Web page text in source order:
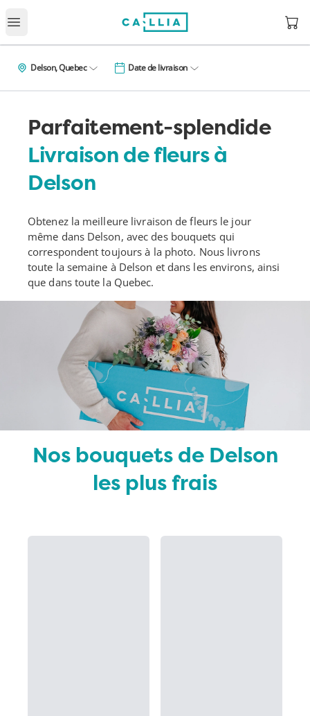
Open main menu
Delson, Quebec Date de livraison
Parfaitement-splendide
Livraison de fleurs à
Delson
Obtenez la meilleure livraison de fleurs le jour
même dans Delson, avec des bouquets qui
correspondent toujours à la photo. Nous livrons
toute la semaine à Delson et dans les environs, ainsi
que dans toute la Quebec.
Nos bouquets de Delson
les plus frais